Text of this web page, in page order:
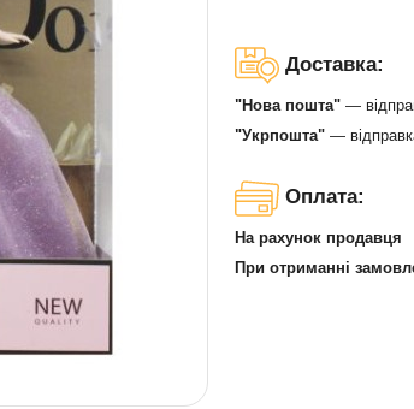
Доставка:
"Нова пошта" —
"Укрпошта" —
Оплата:
На рахунок продавця
При отриманні